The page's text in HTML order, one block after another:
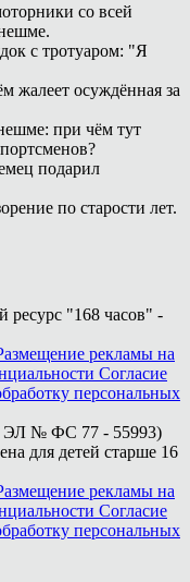
со всей
с тротуаром: "Я
жалеет осуждённая за
при чём тут
подарил
по старости лет.
ресурс "168 часов" -
рекламы на
Согласие
персональных
ЭЛ № ФС 77 - 55993)
для детей старше 16
рекламы на
Согласие
персональных